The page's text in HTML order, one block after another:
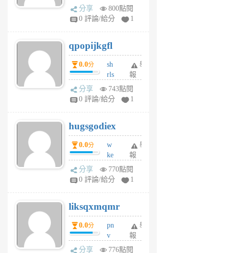
w
rs
6
個
月
前
分享
800點閱
0 評論/給分
1
qpopijkgfl
0.0分
sh
rls
k
m
6
個
月
前
舉
報
分享
743點閱
0 評論/給分
1
hugsgodiex
0.0分
w
ke
rv
pj
6
個
月
前
舉
報
分享
770點閱
0 評論/給分
1
liksqxmqmr
0.0分
pn
v
wt
舉
報
分享
776點閱